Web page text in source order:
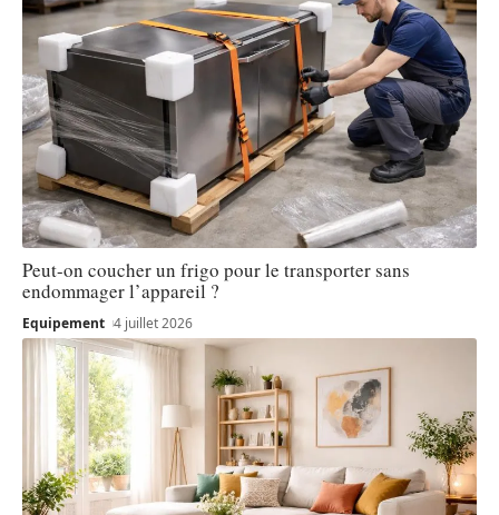
Peut-on coucher un frigo pour le transporter sans
endommager l’appareil ?
Equipement 4 juillet 2026